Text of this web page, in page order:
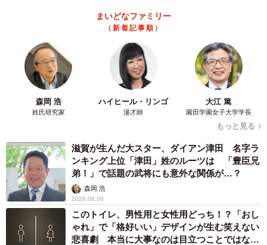
この京成千葉線の名物は、幕張駅から津田沼駅までの直線
です。JRの幕張電車区があるため、4kmほどの直線が続き
ます。戦前は幕張本郷駅がなかったので、この直線で国鉄
と京成の電車が競争をしていたとか。もっとも、「負ける
な！」と競争意識を持っていたのは京成だけだったようで
すが。戦後は、会社として「競争するな」と諌めていたよ
うです。それでも、中には競争する運転士がいたと聞きま
まいどなファミリー
（新着記事順）
森岡 浩
姓氏研究家
ハイヒール・リンゴ
漫才師
大江 篤
園田学園女子大学学長
もっと見る
滋賀が生んだ大スター、ダイアン津田 名字ラ
ンキング上位「津田」姓のルーツは 「豊臣兄
弟！」で話題の武将にも意外な関係が…？
森岡 浩
2026.08.09
このトイレ、男性用と女性用どっち！？「おし
ゃれ」で「格好いい」デザインが生む笑えない
悲喜劇 本当に大事なのは目立つことではな